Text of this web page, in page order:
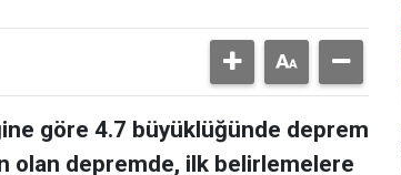
göre 4.7 büyüklüğünde deprem
olan depremde, ilk belirlemelere